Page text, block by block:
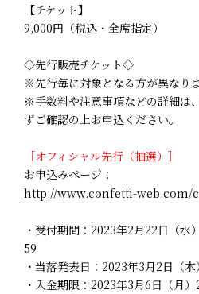
【チケット】
9,000円（税込・全席指定）
◇先行販売チケット◇
※先行毎に対象となる方が異なり
※手数料や注意事項などの詳細は
ずご確認の上お申込ください。
［オフィシャル先行（抽選）］
お申込みページ：
http://www.confetti-web.com/
・受付期間：2023年2月22日（水
59
・当落発表日：2023年3月2日（木
・入金期限：2023年3月6日（月